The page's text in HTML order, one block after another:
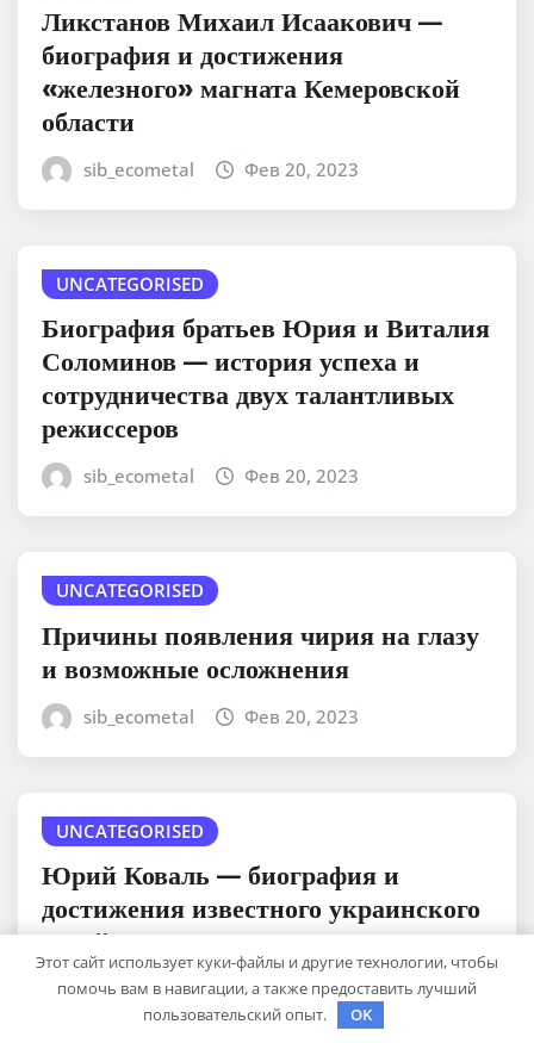
Ликстанов Михаил Исаакович —
биография и достижения
«железного» магната Кемеровской
области
sib_ecometal Фев 20, 2023
UNCATEGORISED
Биография братьев Юрия и Виталия
Соломинов — история успеха и
сотрудничества двух талантливых
режиссеров
sib_ecometal Фев 20, 2023
UNCATEGORISED
Причины появления чирия на глазу
и возможные осложнения
sib_ecometal Фев 20, 2023
UNCATEGORISED
Юрий Коваль — биография и
достижения известного украинского
дизайнера
sib_ecometal Фев 20, 2023
Этот сайт использует куки-файлы и другие технологии, чтобы
помочь вам в навигации, а также предоставить лучший
пользовательский опыт.
OK